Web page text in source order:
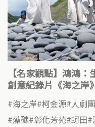
【名家觀點】鴻鴻
創意紀錄片《海之岸》
海之岸 柯金源 人劇團
藻礁 彰化芳苑 蚵田